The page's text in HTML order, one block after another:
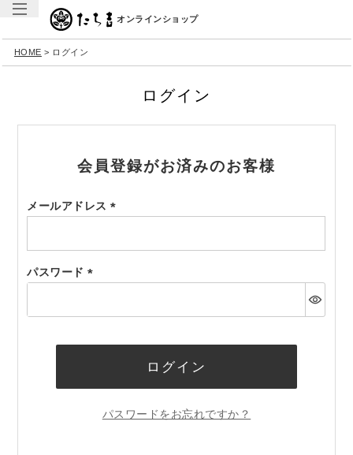
オンラインショップ
HOME ログイン
ログイン
会員登録がお済みのお客様
メールアドレス
須)
パスワード
須)
ログイン
パスワードをお忘れですか？